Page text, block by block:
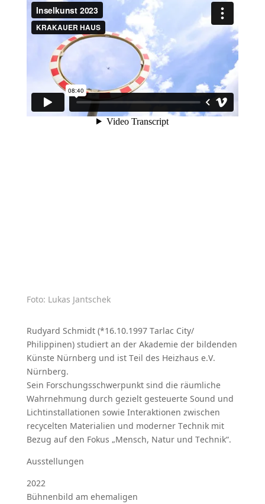
Foto: Lukas Jantschek
Rudyard Schmidt (*16.10.1997 Tarlac City/
Philippinen) studiert an der Akademie der bildenden
Künste Nürnberg und ist Teil des Heizhaus e.V.
Nürnberg.
Sein Forschungsschwerpunkt sind die räumliche
Wahrnehmung durch gezielt gesteuerte Sound und
Lichtinstallationen sowie Interaktionen zwischen
recycelten Materialien und moderner Technik mit
Bezug auf den Fokus „Mensch, Natur und Technik“.
Ausstellungen
2022
Bühnenbild am ehemaligen